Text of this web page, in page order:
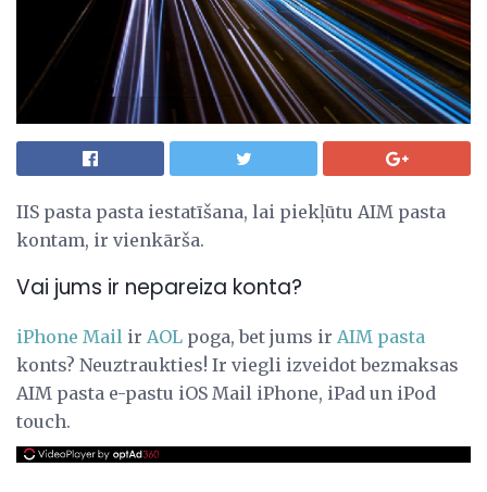
IIS pasta pasta iestatīšana, lai piekļūtu AIM pasta
kontam, ir vienkārša.
Vai jums ir nepareiza konta?
iPhone Mail ir AOL poga, bet jums ir AIM pasta
konts? Neuztraukties! Ir viegli izveidot bezmaksas
AIM pasta e-pastu iOS Mail iPhone, iPad un iPod
touch.